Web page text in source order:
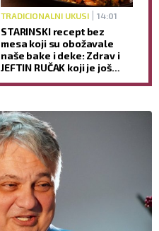
TRADICIONALNI UKUSI 14:01
STARINSKI recept bez
mesa koji su obožavale
naše bake i deke: Zdrav i
JEFTIN RUČAK koji je još